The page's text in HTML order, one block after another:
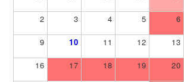
2 3 4 5 6
9 10 11 12 13
16 17 18 19 20